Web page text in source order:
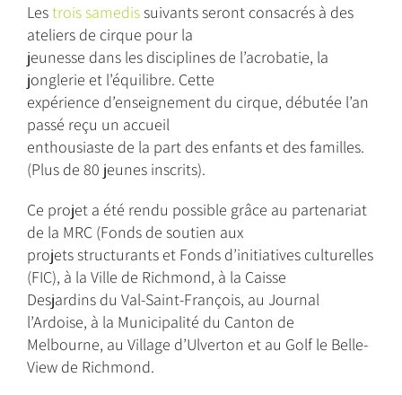
Lestrois samedissuivants seront consacrés à des
ateliers de cirque pour la
jeunesse dans les disciplines de l’acrobatie, la
jonglerie et l’équilibre. Cette
expérience d’enseignement du cirque, débutée l’an
passé reçu un accueil
enthousiaste de la part des enfants et des familles.
(Plus de 80 jeunes inscrits).
Ce projet a été rendu possible grâce au partenariat
de la MRC (Fonds de soutien aux
projets structurants et Fonds d’initiatives culturelles
(FIC), à la Ville de Richmond, à la Caisse
Desjardins du Val-Saint-François, au Journal
l’Ardoise, à la Municipalité du Canton de
Melbourne, au Village d’Ulverton et au Golf le Belle-
View de Richmond.